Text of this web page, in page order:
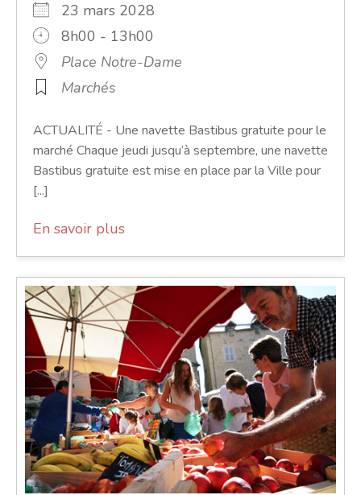
23 mars 2028
8h00 - 13h00
Place Notre-Dame
Marchés
ACTUALITÉ - Une navette Bastibus gratuite pour le
marché Chaque jeudi jusqu’à septembre, une navette
Bastibus gratuite est mise en place par la Ville pour
[...]
En savoir plus